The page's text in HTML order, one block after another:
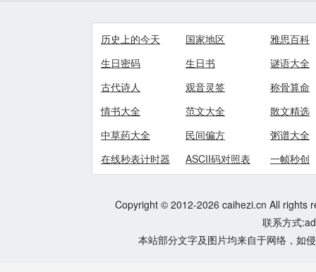
历史上的今天 国家地区
雅思百科
生日密码
生日书
谜语大全
古代诗人
观音灵签
称骨算命
情书大全
范文大全
散文精选
中草药大全
民间偏方
粥谱大全
在线秒表计时器
ASCII码对照表 一帧秒创
Copyright © 2012-2026 caihezi.cn All rights
联系方式
本站部分文字及图片均来自于网络，如